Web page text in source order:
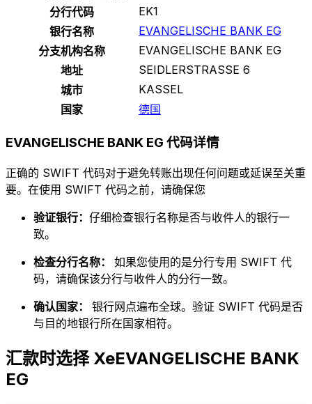
分行代码
EK1
银行名称
EVANGELISCHE BANK EG
分支机构名称
EVANGELISCHE BANK EG
地址
SEIDLERSTRASSE 6
城市
KASSEL
国家
德国
EVANGELISCHE BANK EG 代码详情
正确的 SWIFT 代码对于避免转账出现任何问题或延误至关重
要。在使用 SWIFT 代码之前，请确保您
验证银行： 仔细检查银行名称是否与收件人的银行一
致。
检查分行名称： 如果您使用的是分行专用 SWIFT 代
码，请确保该分行与收件人的分行一致。
确认国家： 银行网点遍布全球。验证 SWIFT 代码是否
与目的地银行所在国家相符。
汇款时选择 XeEVANGELISCHE BANK
EG